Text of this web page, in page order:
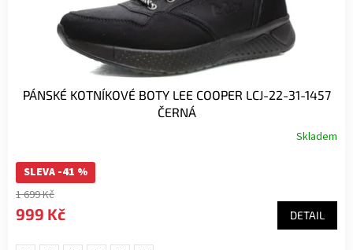
PÁNSKÉ KOTNÍKOVÉ BOTY LEE COOPER LCJ-22-31-1457
ČERNÁ
Skladem
SLEVA -41 %
1 699 Kč
999 Kč DETAIL